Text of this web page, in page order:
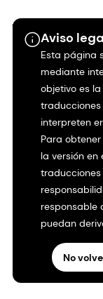
Aviso
Esta página
mediante
objetivo es
interpreten
Para
la versión en
responsable
puedan
No
Transparencia en
Declaración de
Información
Mapa del sitio